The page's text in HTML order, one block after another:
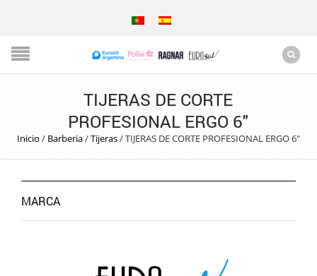
TIJERAS DE CORTE
PROFESIONAL ERGO 6″
Inicio / Barberia/Tijeras/TIJERAS DE CORTE PROFESIONAL ERGO 6″
MARCA